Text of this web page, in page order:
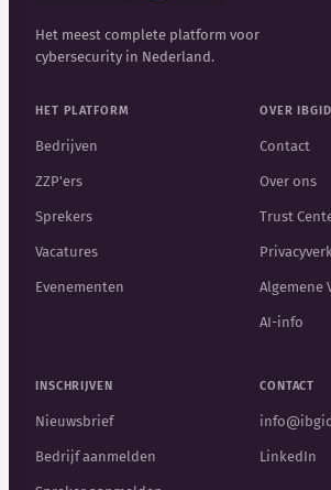
Het meest complete platform voor
cybersecurity in Nederland.
HET PLATFORM
Bedrijven
ZZP'ers
Sprekers
Vacatures
Evenementen
OVER
Contact
Over ons
Trust
Algemene
AI-info
INSCHRIJVEN
Nieuwsbrief
Bedrijf aanmelden
CONTACT
LinkedIn